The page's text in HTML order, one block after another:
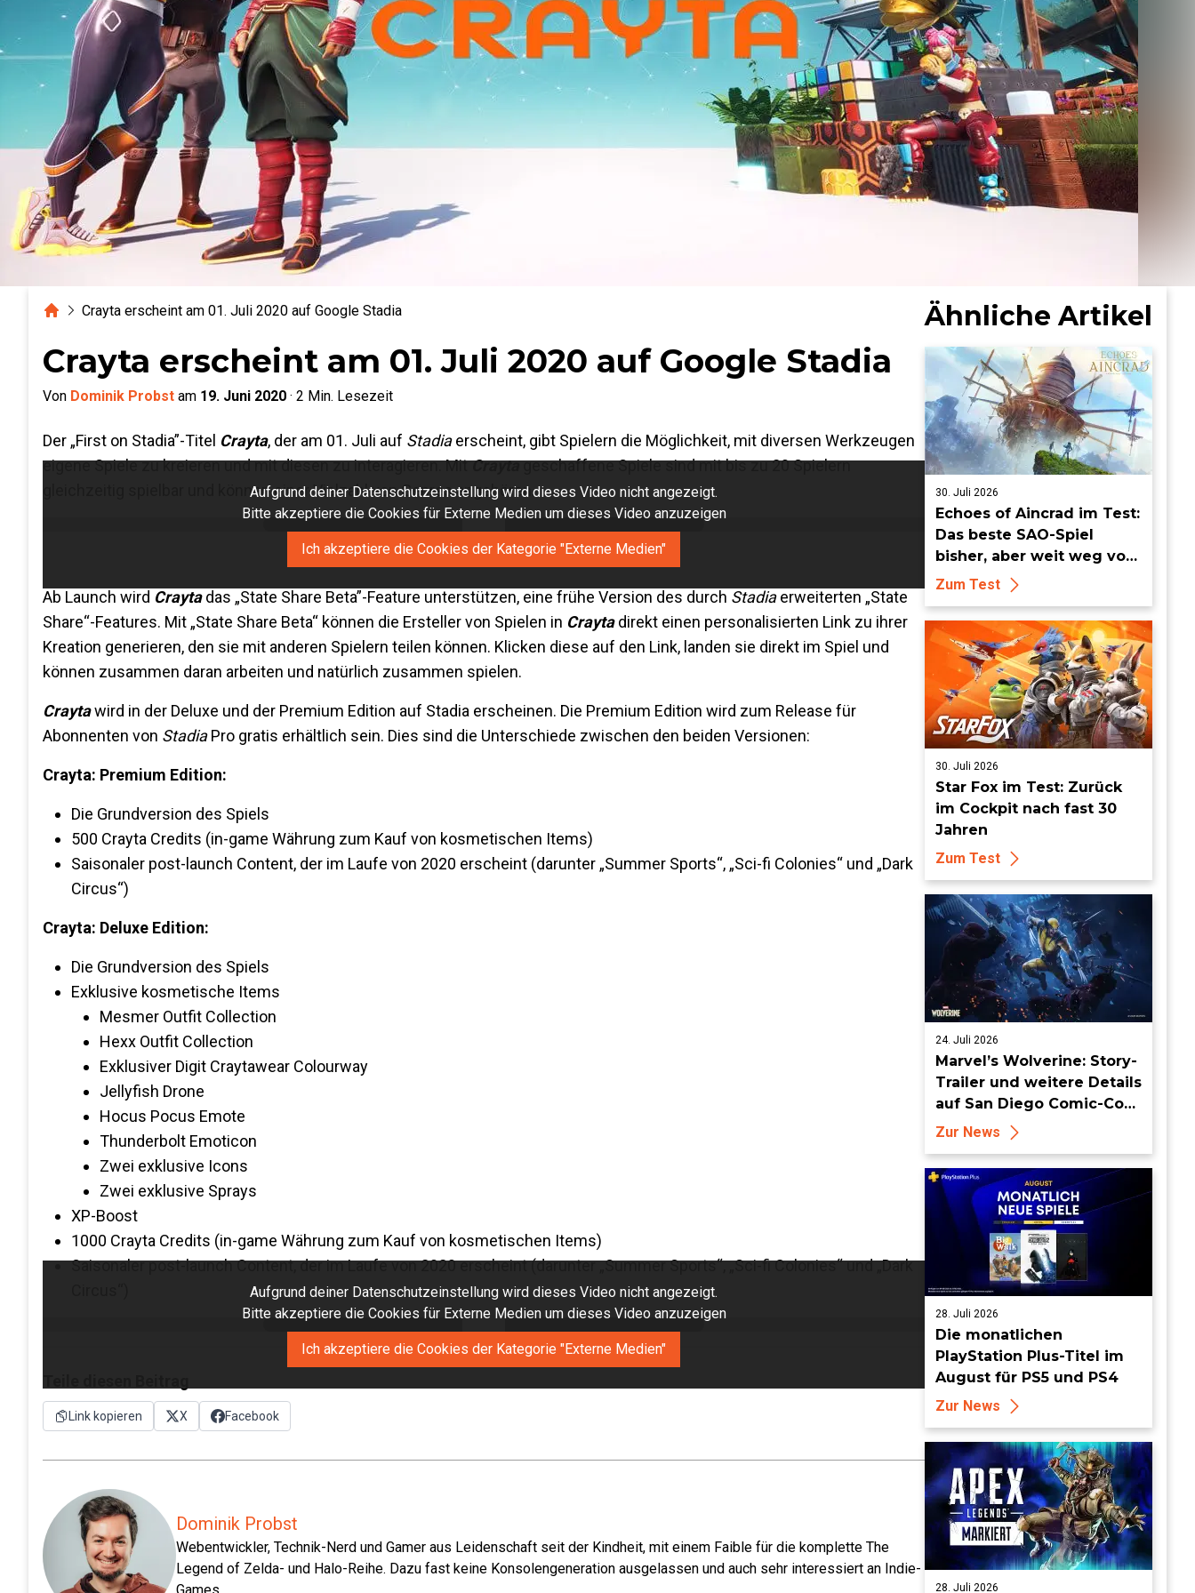
HomeCrayta erscheint am 01. Juli 2020 auf Google Stadia
Crayta erscheint am 01. Juli 2020 auf Google Stadia
Von Dominik Probst am 19. Juni 2020 · 2 Min. Lesezeit
Der „First on Stadia”-Titel Crayta, der am 01. Juli auf Stadiaerscheint, gibt Spielern die Möglichkeit, mit diversen Werkzeugen
eigene Spiele zu kreieren und mit diesen zu interagieren. MitCraytageschaffene Spiele sind mit bis zu 20 Spielern
gleichzeitig spielbar und können einer Vielzahl von Genres angehören.
Aufgrund deiner Datenschutzeinstellung wird dieses Video nicht angezeigt.
Bitte akzeptiere die Cookies für Externe Medien um dieses Video anzuzeigen
Ich akzeptiere die Cookies der Kategorie "Externe Medien"
Ab Launch wird Craytadas „State Share Beta”-Feature unterstützen, eine frühe Version des durch Stadiaerweiterten „State
Share“-Features. Mit „State Share Beta“ können die Ersteller von Spielen in Craytadirekt einen personalisierten Link zu ihrer
Kreation generieren, den sie mit anderen Spielern teilen können. Klicken diese auf den Link, landen sie direkt im Spiel und
können zusammen daran arbeiten und natürlich zusammen spielen.
Craytawird in der Deluxe und der Premium Edition auf Stadia erscheinen. Die Premium Edition wird zum Release für
Abonnenten von StadiaPro gratis erhältlich sein. Dies sind die Unterschiede zwischen den beiden Versionen:
Crayta: Premium Edition:
Die Grundversion des Spiels
500 Crayta Credits (in-game Währung zum Kauf von kosmetischen Items)
Saisonaler post-launch Content, der im Laufe von 2020 erscheint (darunter „Summer Sports“, „Sci-fi Colonies“ und „Dark
Circus“)
Crayta: Deluxe Edition:
Die Grundversion des Spiels
Exklusive kosmetische Items
Mesmer Outfit Collection
Hexx Outfit Collection
Exklusiver Digit Craytawear Colourway
Jellyfish Drone
Hocus Pocus Emote
Thunderbolt Emoticon
Zwei exklusive Icons
Zwei exklusive Sprays
XP-Boost
1000 Crayta Credits (in-game Währung zum Kauf von kosmetischen Items)
Saisonaler post-launch Content, der im Laufe von 2020 erscheint (darunter „Summer Sports“, „Sci-fi Colonies“ und „Dark
Aufgrund deiner Datenschutzeinstellung wird dieses Video nicht angezeigt.
Bitte akzeptiere die Cookies für Externe Medien um dieses Video anzuzeigen
Ich akzeptiere die Cookies der Kategorie "Externe Medien"
Link kopieren X Facebook
Dominik Probst
Webentwickler, Technik-Nerd und Gamer aus Leidenschaft seit der Kindheit, mit einem Faible für die komplette The
Legend of Zelda- und Halo-Reihe. Dazu fast keine Konsolengeneration ausgelassen und auch sehr interessiert an Indie-
Games.
Ähnliche Artikel
30. Juli 2026
Echoes of Aincrad im Test:
Das beste SAO-Spiel
bisher, aber weit weg vom
Meisterwerk
Zum Test
30. Juli 2026
Star Fox im Test: Zurück
im Cockpit nach fast 30
Jahren
Zum Test
24. Juli 2026
Marvel’s Wolverine: Story-
Trailer und weitere Details
auf San Diego Comic-Con
enthüllt
Zur News
28. Juli 2026
Die monatlichen
PlayStation Plus-Titel im
August für PS5 und PS4
Zur News
28. Juli 2026